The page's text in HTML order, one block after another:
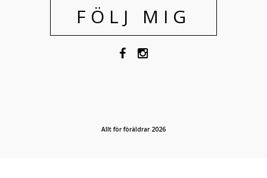
FÖLJ MIG
Allt för föräldrar 2026